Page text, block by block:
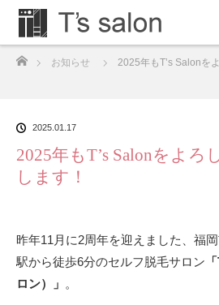
ホーム
お知らせ 2025年もT’s Salonを
2025.01.17
2025年もT’s Salonをよろ
します！
昨年11月に2周年を迎えました、福
駅から徒歩6分のセルフ脱毛サロン
ロン）」 。